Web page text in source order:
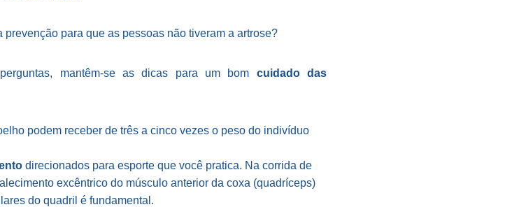
para que as pessoas não tiveram a artrose?
mantêm-se as dicas para um bom cuidado das
podem receber de três a cinco vezes o peso do indivíduo
direcionados para esporte que você pratica. Na corrida de
excêntrico do músculo anterior da coxa (quadríceps)
do quadril é fundamental.